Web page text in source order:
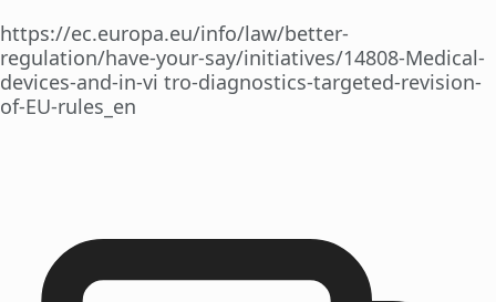
https://ec.europa.eu/info/law/better-
regulation/have-your-say/initiatives/14808-Medical-
devices-and-in-vi tro-diagnostics-targeted-revision-
of-EU-rules_en